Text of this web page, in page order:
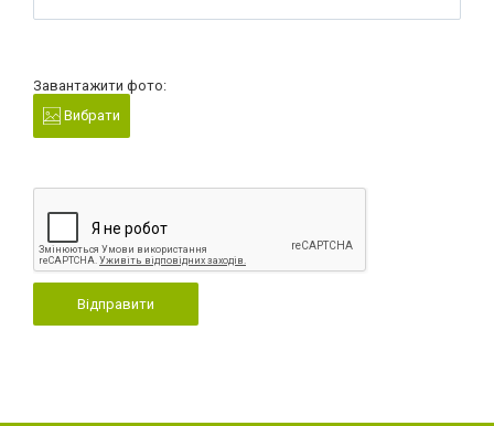
Завантажити фото:
Вибрати
Відправити